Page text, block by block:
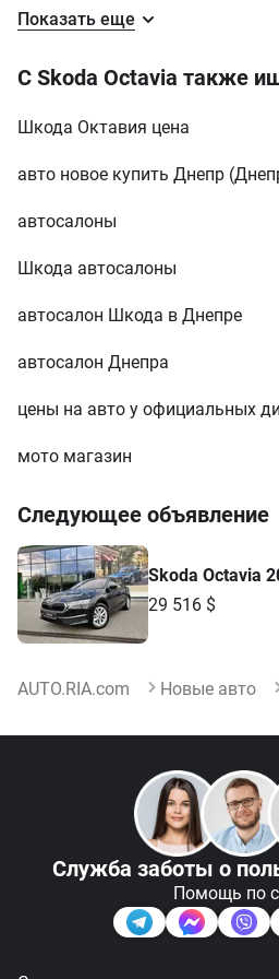
змушений був поставити
лампи бо на рідних нічого вночі
замякі, шумоізоляція потребує
роблять це реально легенда.
Показать еще
С Skoda Octavia также
Шкода Октавия цена
авто новое купить Днепр
автосалоны
Шкода автосалоны
автосалон Шкода в Днепре
автосалон Днепра
цены на авто у официальных
мото магазин
Следующее объявление
Skoda Octavia
29 516 $
AUTO.RIA.com Новые авто
Служба заботы о
Помощь по